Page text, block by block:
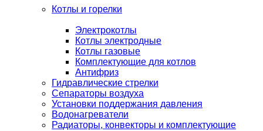
Котлы и горелки
Электрокотлы
Котлы электродные
Котлы газовые
Комплектующие для котлов
Антифриз
Гидравлические стрелки
Сепараторы воздуха
Установки поддержания давления
Водонагреватели
Радиаторы, конвекторы и комплектующие